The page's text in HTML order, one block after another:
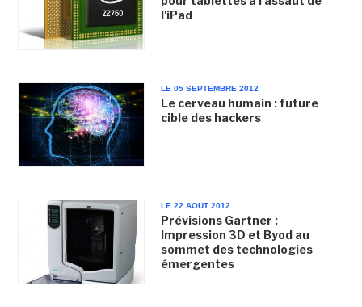
l'iPad
LE 05 SEPTEMBRE 2012
Le cerveau humain : future
cible des hackers
LE 22 AOUT 2012
Prévisions Gartner :
Impression 3D et Byod au
sommet des technologies
émergentes